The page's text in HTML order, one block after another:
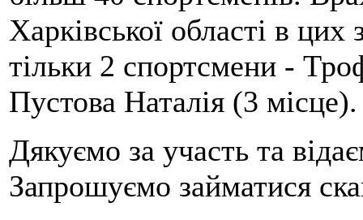
Харківської області в
тільки 2 спортсмени -
Пустова Наталія (3 місце).
Дякуємо за участь та
Запрошуємо займатися